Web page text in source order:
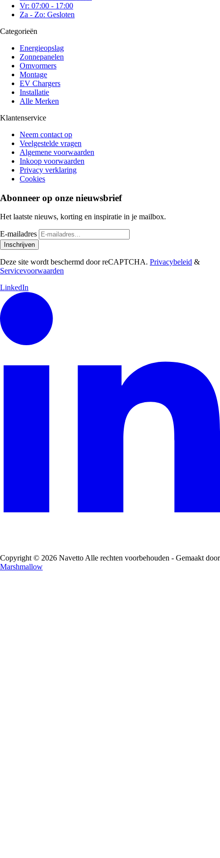
Vr: 07:00 - 17:00
Za - Zo: Gesloten
Categorieën
Energieopslag
Zonnepanelen
Omvormers
Montage
EV Chargers
Installatie
Alle Merken
Klantenservice
Neem contact op
Veelgestelde vragen
Algemene voorwaarden
Inkoop voorwaarden
Privacy verklaring
Cookies
Abonneer op onze nieuwsbrief
Het laatste nieuws, korting en inspiratie in je mailbox.
E-mailadres
Inschrijven
Deze site wordt beschermd door reCAPTCHA. Privacybeleid &
Servicevoorwaarden
LinkedIn
Copyright © 2026 Navetto Alle rechten voorbehouden - Gemaakt door
Marshmallow